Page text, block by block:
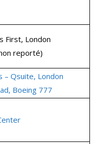
First, London
reporté)
– Qsuite, London
Boeing 777